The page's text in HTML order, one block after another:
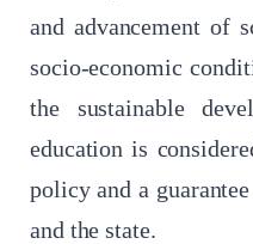
and advancement of
socio-economic
the sustainable
education is
policy and a
and the state.